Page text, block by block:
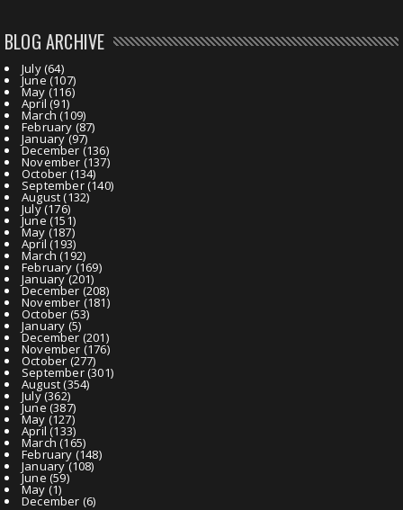
BLOG ARCHIVE
July(64)
June(107)
May (116)
April (91)
March (109)
February (87)
January(97)
December (136)
November (137)
October (134)
September(140)
August(132)
July(176)
June(151)
May (187)
April (193)
March (192)
February (169)
January(201)
December (208)
November (181)
October (53)
January (5)
December(201)
November (176)
October (277)
September(301)
August(354)
July(362)
June(387)
May (127)
April (133)
March (165)
February (148)
January(108)
June (59)
May (1)
December (6)